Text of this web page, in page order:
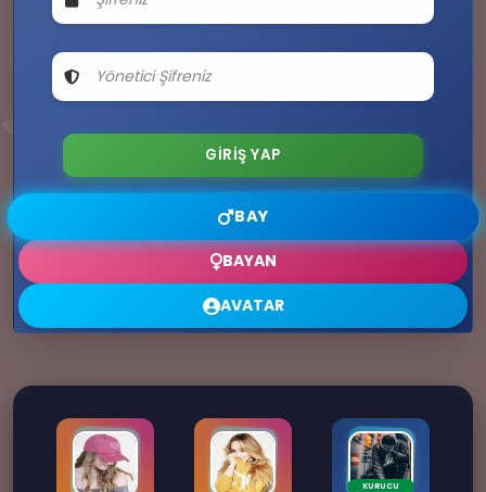
💛
BAY
BAYAN
AVATAR
KURUCU